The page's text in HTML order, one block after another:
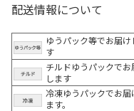
配送情報について
ゆうパック等でお届け
す
チルドゆうパックでお
します
冷凍ゆうパックでお届
ます。